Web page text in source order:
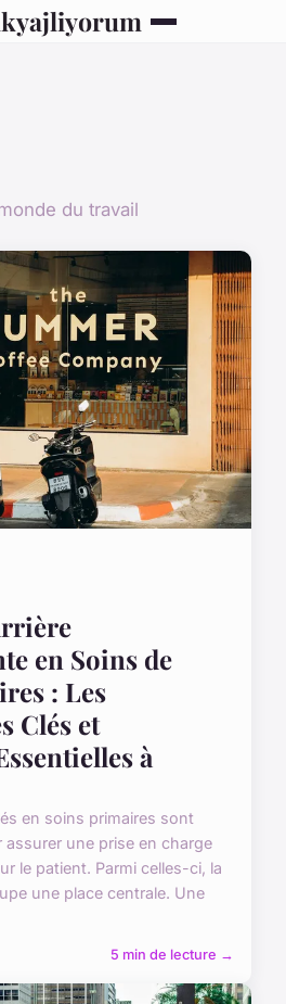
du travail
en Soins de
: Les
Clés et
à
en soins primaires sont
une prise en charge
le patient. Parmi celles-ci, la
une place centrale. Une
5 min de lecture →